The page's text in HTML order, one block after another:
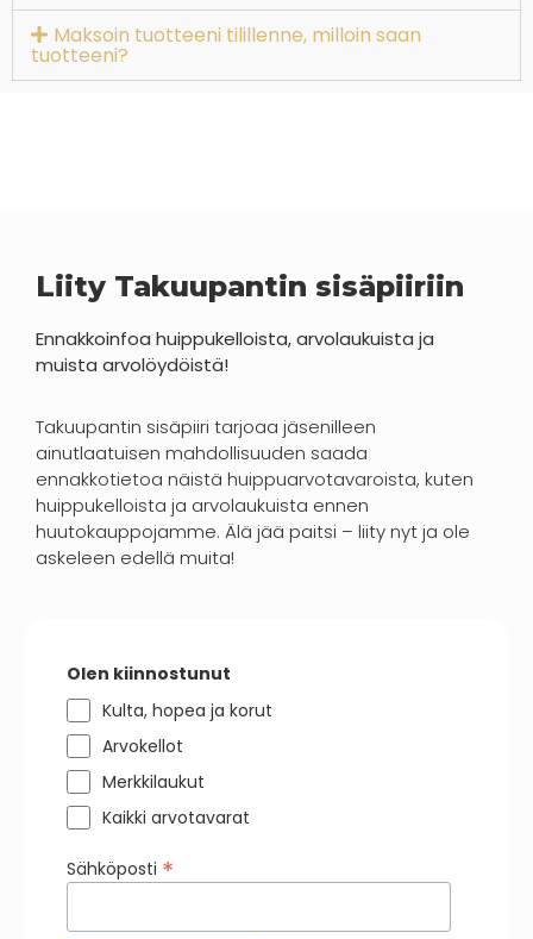
Maksoin tuotteeni tilillenne, milloin saan
tuotteeni?
Liity Takuupantin sisäpiiriin
Ennakkoinfoa huippukelloista, arvolaukuista ja
muista arvolöydöistä!
Takuupantin sisäpiiri tarjoaa jäsenilleen
ainutlaatuisen mahdollisuuden saada
ennakkotietoa näistä huippuarvotavaroista, kuten
huippukelloista ja arvolaukuista ennen
huutokauppojamme. Älä jää paitsi – liity nyt ja ole
askeleen edellä muita!
Olen kiinnostunut
Kulta, hopea ja korut
Arvokellot
Merkkilaukut
Kaikki arvotavarat
Sähköposti *